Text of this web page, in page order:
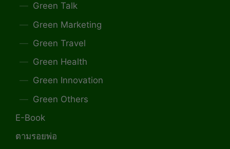
Green Talk
Green Marketing
Green Travel
Green Health
Green Innovation
Green Others
E-Book
ตามรอยพ่อ